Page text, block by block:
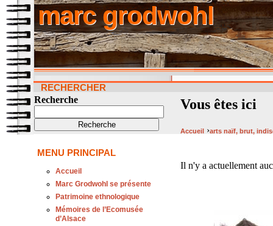
marc grodwohl
Vous êtes ici
Accueil ›arts naïf, brut,
Il n'y a actuellement
RECHERCHER
Recherche
MENU PRINCIPAL
Accueil
Marc Grodwohl se présente
Patrimoine ethnologique
Mémoires de l’Ecomusée
d’Alsace